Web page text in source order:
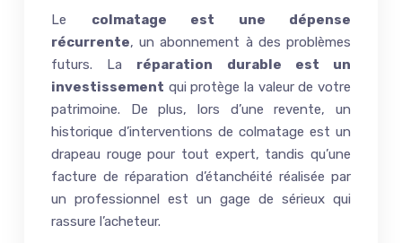
Le colmatage est une dépense
récurrente, un abonnement à des problèmes
futurs. La réparation durable est un
investissement qui protège la valeur de votre
patrimoine. De plus, lors d’une revente, un
historique d’interventions de colmatage est un
drapeau rouge pour tout expert, tandis qu’une
facture de réparation d’étanchéité réalisée par
un professionnel est un gage de sérieux qui
rassure l’acheteur.